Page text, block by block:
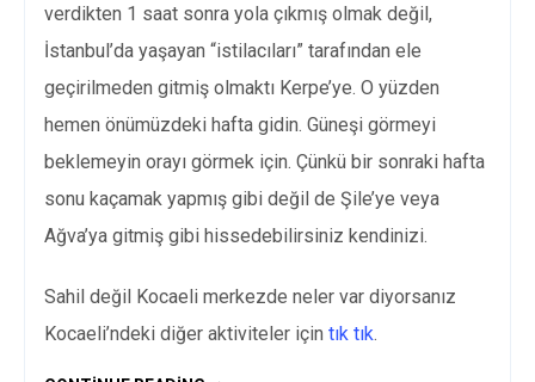
verdikten 1 saat sonra yola çıkmış olmak değil,
İstanbul’da yaşayan “istilacıları” tarafından ele
geçirilmeden gitmiş olmaktı Kerpe’ye. O yüzden
hemen önümüzdeki hafta gidin. Güneşi görmeyi
beklemeyin orayı görmek için. Çünkü bir sonraki hafta
sonu kaçamak yapmış gibi değil de Şile’ye veya
Ağva’ya gitmiş gibi hissedebilirsiniz kendinizi.
Sahil değil Kocaeli merkezde neler var diyorsanız
Kocaeli’ndeki diğer aktiviteler için tık tık.